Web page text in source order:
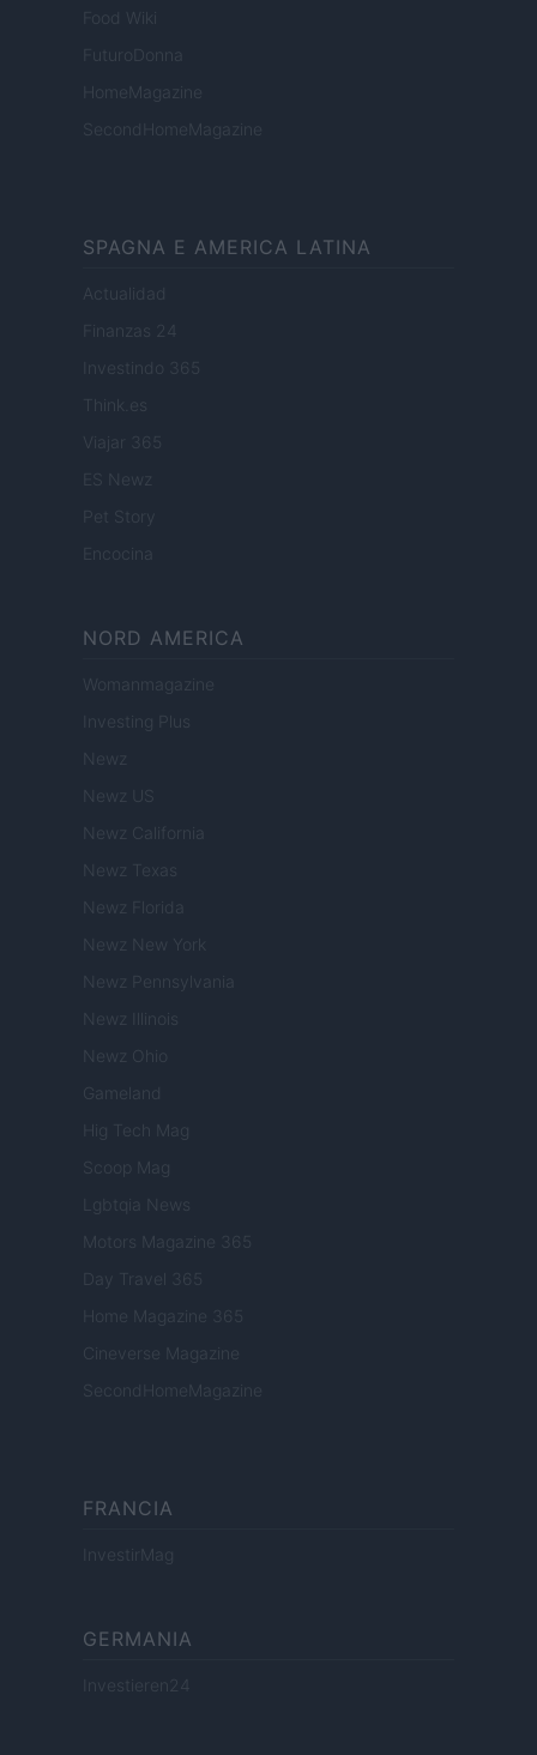
Food Wiki
FuturoDonna
HomeMagazine
SecondHomeMagazine
SPAGNA E AMERICA LATINA
Actualidad
Finanzas 24
Investindo 365
Viajar 365
ES Newz
Pet Story
Encocina
NORD AMERICA
Womanmagazine
Investing Plus
Newz
Newz US
Newz California
Newz Texas
Newz Florida
Newz New York
Newz Pennsylvania
Newz Illinois
Newz Ohio
Gameland
Hig Tech Mag
Scoop Mag
Lgbtqia News
Motors Magazine 365
Day Travel 365
Home Magazine 365
Cineverse Magazine
SecondHomeMagazine
FRANCIA
InvestirMag
GERMANIA
Investieren24